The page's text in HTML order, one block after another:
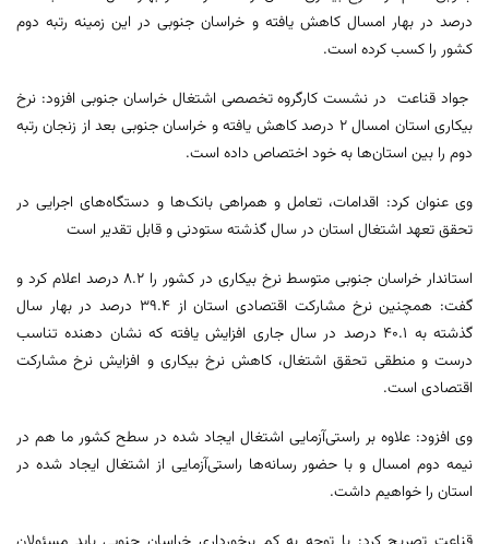
درصد در بهار امسال کاهش یافته و خراسان جنوبی در این زمینه رتبه دوم
کشور را کسب کرده است.
جواد قناعت در نشست کارگروه تخصصی اشتغال خراسان جنوبی افزود: نرخ
بیکاری استان امسال ۲ درصد کاهش یافته و خراسان جنوبی بعد از زنجان رتبه
دوم را بین استان‌ها به خود اختصاص داده است.
وی عنوان کرد: اقدامات، تعامل و همراهی بانک‌ها و دستگاه‌های اجرایی در
تحقق تعهد اشتغال استان در سال گذشته ستودنی و قابل تقدیر است
استاندار خراسان جنوبی متوسط نرخ بیکاری در کشور را ۸.۲ درصد اعلام کرد و
گفت: همچنین نرخ مشارکت اقتصادی استان از ۳۹.۴ درصد در بهار سال
گذشته به ۴۰.۱ درصد در سال جاری افزایش یافته که نشان دهنده تناسب
درست و منطقی تحقق اشتغال، کاهش نرخ بیکاری و افزایش نرخ مشارکت
اقتصادی است.
وی افزود: علاوه بر راستی‌آزمایی اشتغال ایجاد شده در سطح کشور ما هم در
نیمه دوم امسال و با حضور رسانه‌ها راستی‌آزمایی از اشتغال ایجاد شده در
استان را خواهیم داشت.